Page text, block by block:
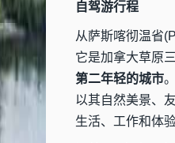
自驾游行程
从萨斯喀彻温省
它是加拿大草原
第二年轻的城市
以其自然美景、
生活、工作和体